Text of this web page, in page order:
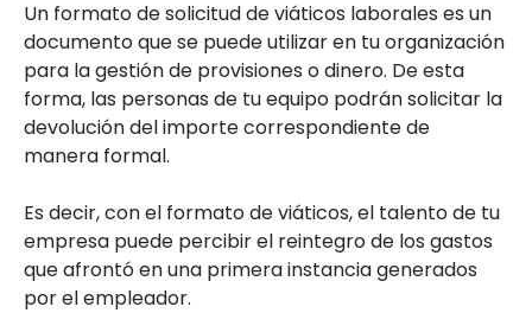
Un formato de solicitud de viáticos laborales es un
documento que se puede utilizar en tu organización
para la gestión de provisiones o dinero. De esta
forma, las personas de tu equipo podrán solicitar la
devolución del importe correspondiente de
manera formal.
Es decir, con el formato de viáticos, el talento de tu
empresa puede percibir el reintegro de los gastos
que afrontó en una primera instancia generados
por el empleador.